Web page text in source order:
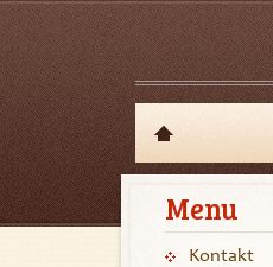
Skip
to
content
Menu
Kontakt